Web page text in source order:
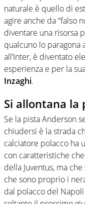
naturale è quello di
agire anche da “falso
diventare una risorsa
qualcuno lo paragona
all’Inter, è diventato
esperienza e per la
Inzaghi.
Si allontana la
Se la pista Anderson
chiudersi è la strada
calciatore polacco ha
con caratteristiche
della Juventus, ma
che sono proprio i
dal polacco del